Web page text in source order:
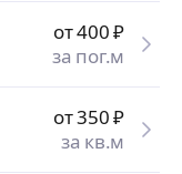
от 400₽
за пог.м
от 350₽
за кв.м